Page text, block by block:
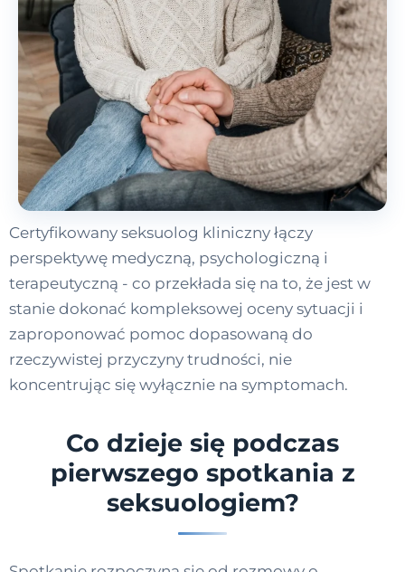
Certyfikowany seksuolog kliniczny łączy
perspektywę medyczną, psychologiczną i
terapeutyczną - co przekłada się na to, że jest w
stanie dokonać kompleksowej oceny sytuacji i
zaproponować pomoc dopasowaną do
rzeczywistej przyczyny trudności, nie
koncentrując się wyłącznie na symptomach.
Co dzieje się podczas
pierwszego spotkania z
seksuologiem?